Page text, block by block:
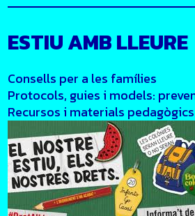
ESTIU AMB LLEURE
Consells per a les famílies
Protocols, guies i models:
Recursos i materials pedagògics